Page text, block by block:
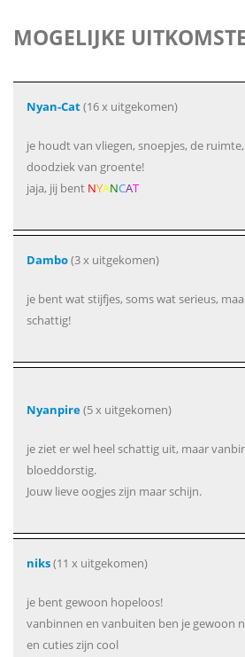
MOGELIJKE
Nyan-Cat(16 x uitgekomen)
je houdt van vliegen, snoepjes, de
doodziek van groente!
jaja, jij bent NYANCAT
Dambo(3 x uitgekomen)
je bent wat stijfjes, soms wat serieus,
schattig!
Nyanpire(5 x uitgekomen)
je ziet er wel heel schattig uit, maar
bloeddorstig.
Jouw lieve oogjes zijn maar schijn.
niks(11 x uitgekomen)
je bent gewoon hopeloos!
vanbinnen en vanbuiten ben je gewoon
en cuties zijn cool